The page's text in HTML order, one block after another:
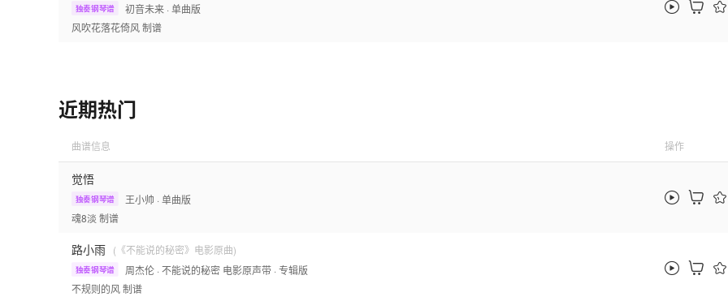
独奏钢琴谱 初音未来 · 单曲版
风吹花落花倚风制谱
近期热门
曲谱信息 操作
觉悟
独奏钢琴谱 王小帅 · 单曲版
魂8淡 制谱
路小雨 (《不能说的秘密》电影原曲)
独奏钢琴谱 周杰伦 · 不能说的秘密 电影原声带 · 专辑版
不规则的风制谱